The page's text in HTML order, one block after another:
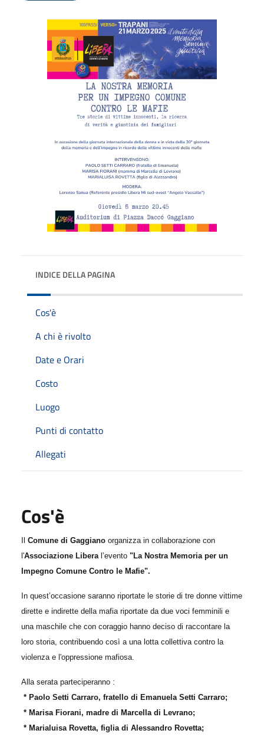
INDICE DELLA PAGINA
Cos'è
A chi è rivolto
Date e Orari
Costo
Luogo
Punti di contatto
Allegati
Cos'è
Il Comune di Gaggiano organizza in collaborazione con
l'Associazione Libera l’evento "La Nostra Memoria per un
Impegno Comune Contro le Mafie".
In quest’occasione saranno riportate le storie di tre donne vittime
dirette e indirette della mafia riportate da due voci femminili e
una maschile che con coraggio hanno deciso di raccontare la
loro storia, contribuendo così a una lotta collettiva contro la
violenza e l'oppressione mafiosa.
Alla serata parteciperanno :
* Paolo Setti Carraro, fratello di Emanuela Setti Carraro;
* Marisa Fiorani, madre di Marcella di Levrano;
* Marialuisa Rovetta, figlia di Alessandro Rovetta;